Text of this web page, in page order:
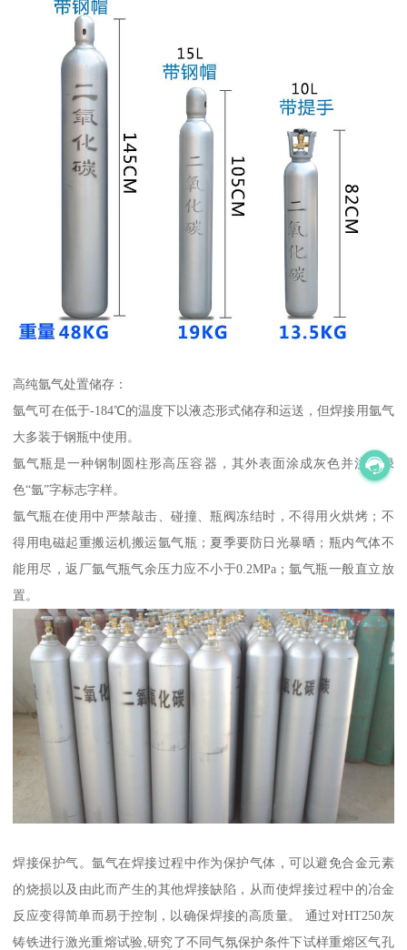
高纯氩气处置储存：
氩气可在低于-184℃的温度下以液态形式储存和运送，但焊接用氩气
大多装于钢瓶中使用。
氩气瓶是一种钢制圆柱形高压容器，其外表面涂成灰色并注有绿
色“氩”字标志字样。
氩气瓶在使用中严禁敲击、碰撞、瓶阀冻结时，不得用火烘烤；不
得用电磁起重搬运机搬运氩气瓶；夏季要防日光暴晒；瓶内气体不
能用尽，返厂氩气瓶气余压力应不小于0.2MPa；氩气瓶一般直立放
置。
焊接保护气。氩气在焊接过程中作为保护气体，可以避免合金元素
的烧损以及由此而产生的其他焊接缺陷，从而使焊接过程中的冶金
反应变得简单而易于控制，以确保焊接的高质量。 通过对HT250灰
铸铁进行激光重熔试验,研究了不同气氛保护条件下试样重熔区气孔